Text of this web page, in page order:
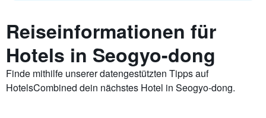
Reiseinformationen für
Hotels in Seogyo-dong
Finde mithilfe unserer datengestützten Tipps auf
HotelsCombined dein nächstes Hotel in Seogyo-dong.